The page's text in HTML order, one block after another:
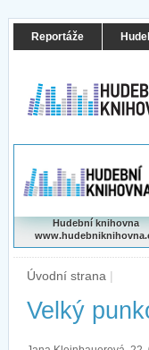
Reportáže
Hudební knihovna
Úvodní strana |
Velký